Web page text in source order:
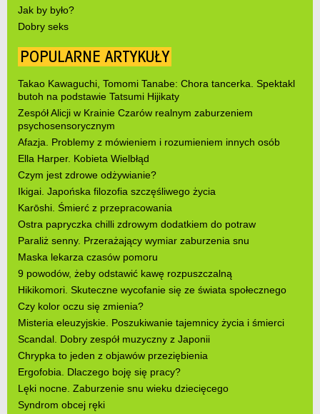
Jak by było?
Dobry seks
POPULARNE ARTYKUŁY
Takao Kawaguchi, Tomomi Tanabe: Chora tancerka. Spektakl
butoh na podstawie Tatsumi Hijikaty
Zespół Alicji w Krainie Czarów realnym zaburzeniem
psychosensorycznym
Afazja. Problemy z mówieniem i rozumieniem innych osób
Ella Harper. Kobieta Wielbłąd
Czym jest zdrowe odżywianie?
Ikigai. Japońska filozofia szczęśliwego życia
Karōshi. Śmierć z przepracowania
Ostra papryczka chilli zdrowym dodatkiem do potraw
Paraliż senny. Przerażający wymiar zaburzenia snu
Maska lekarza czasów pomoru
9 powodów, żeby odstawić kawę rozpuszczalną
Hikikomori. Skuteczne wycofanie się ze świata społecznego
Czy kolor oczu się zmienia?
Misteria eleuzyjskie. Poszukiwanie tajemnicy życia i śmierci
Scandal. Dobry zespół muzyczny z Japonii
Chrypka to jeden z objawów przeziębienia
Ergofobia. Dlaczego boję się pracy?
Lęki nocne. Zaburzenie snu wieku dziecięcego
Syndrom obcej ręki